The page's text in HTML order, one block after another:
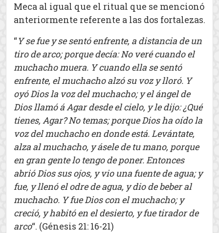
Meca al igual que el ritual que se mencionó
anteriormente referente a las dos fortalezas.
“Y se fue y se sentó enfrente, a distancia de un
tiro de arco; porque decía: No veré cuando el
muchacho muera. Y cuando ella se sentó
enfrente, el muchacho alzó su voz y lloró. Y
oyó Dios la voz del muchacho; y el ángel de
Dios llamó á Agar desde el cielo, y le dijo: ¿Qué
tienes, Agar? No temas; porque Dios ha oído la
voz del muchacho en donde está. Levántate,
alza al muchacho, y ásele de tu mano, porque
en gran gente lo tengo de poner. Entonces
abrió Dios sus ojos, y vio una fuente de agua; y
fue, y llenó el odre de agua, y dio de beber al
muchacho. Y fue Dios con el muchacho; y
creció, y habitó en el desierto, y fue tirador de
arco“. (Génesis 21: 16-21)